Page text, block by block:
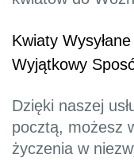
Kwiaty
Wyjątkowy
Dzięki naszej
pocztą, możesz
życzenia w